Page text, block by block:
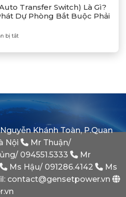
Mitsubishi
Heavy
Industries
Khẳng
Vị
Của
Bình
Minh
Phát
Bị
Dầu
Xác
Đồng
Bộ
Máy
Điện
Transfer Switch) Là Gì?
Dự Phòng Bắt Buộc Phải
bị tắtở
Điện
Sao
Phát
Dự
Phòng
Bắt
Phải
Có?
Khánh Toàn, P.Quan
Nội
Mr Thuận/
094551.5333
Mr
Ms Hậu/ 091286.4142
Ms
contact@gensetpower.vn